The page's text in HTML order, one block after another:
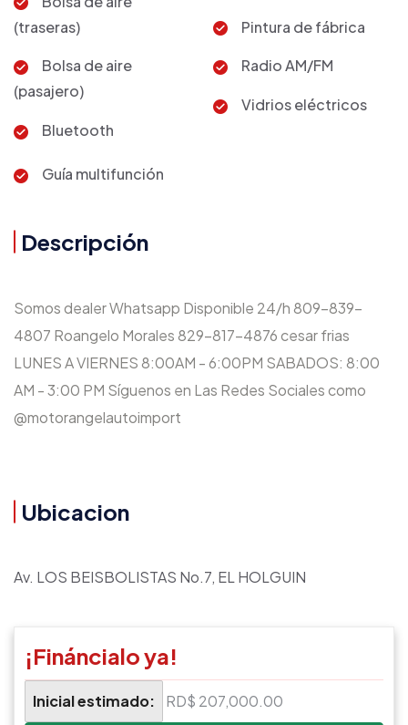
(traseras)
Bolsa de aire
(pasajero)
Bluetooth
Pintura de fábrica
Radio AM/FM
Vidrios eléctricos
Guía multifunción
Descripción
Somos dealer Whatsapp Disponible 24/h 809-839-
4807 Roangelo Morales 829-817-4876 cesar frias
LUNES A VIERNES 8:00AM - 6:00PM SABADOS: 8:00
AM - 3:00 PM Síguenos en Las Redes Sociales como
@motorangelautoimport
Ubicacion
Av. LOS BEISBOLISTAS No.7, EL HOLGUIN
¡Fináncialo ya!
Inicial estimado: RD$ 207,000.00